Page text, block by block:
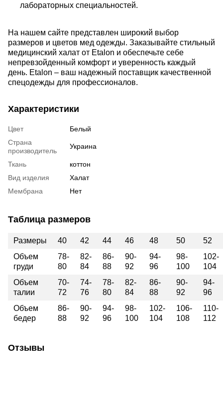
лабораторных специальностей.
На нашем сайте представлен широкий выбор
размеров и цветов мед одежды. Заказывайте стильный
медицинский халат от Etalon и обеспечьте себе
непревзойденный комфорт и уверенность каждый
день. Etalon – ваш надежный поставщик качественной
спецодежды для профессионалов.
Характеристики
Цвет
Белый
Страна
производитель
Украина
Ткань
коттон
Вид изделия
Халат
Мембрана
Нет
Таблица размеров
Размеры 40 42 44 46 48 50
52
Объем
груди
78-
80
82-
84
86-
88
90-
92
94-
96
98-
100
102-
104
Объем
талии
70-
72
74-
76
78-
80
82-
84
86-
88
90-
92
94-
96
Объем
бедер
86-
88
90-
92
94-
96
98-
100
102-
104
106-
108
110-
112
Отзывы